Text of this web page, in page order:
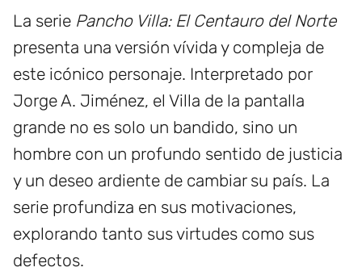
La serie Pancho Villa: El Centauro del Norte
presenta una versión vívida y compleja de
este icónico personaje. Interpretado por
Jorge A. Jiménez, el Villa de la pantalla
grande no es solo un bandido, sino un
hombre con un profundo sentido de justicia
y un deseo ardiente de cambiar su país. La
serie profundiza en sus motivaciones,
explorando tanto sus virtudes como sus
defectos.